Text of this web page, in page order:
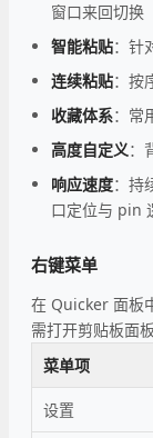
窗口来回切换
智能粘贴：针
连续粘贴：按
收藏体系：常
高度自定义：
响应速度：持
口定位与 pin
右键菜单
在 Quicker 面板
需打开剪贴板面板
菜单项
设置